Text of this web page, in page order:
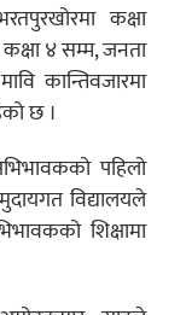
कक्षा
कक्षा ४ सम्म, जनता
कान्तिवजारमा
छ ।
पहिलो
विद्यालयले
शिक्षामा